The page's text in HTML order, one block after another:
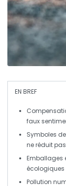
EN BREF
faux
Symboles
ne réduit
Emballages
écologiques
Pollution